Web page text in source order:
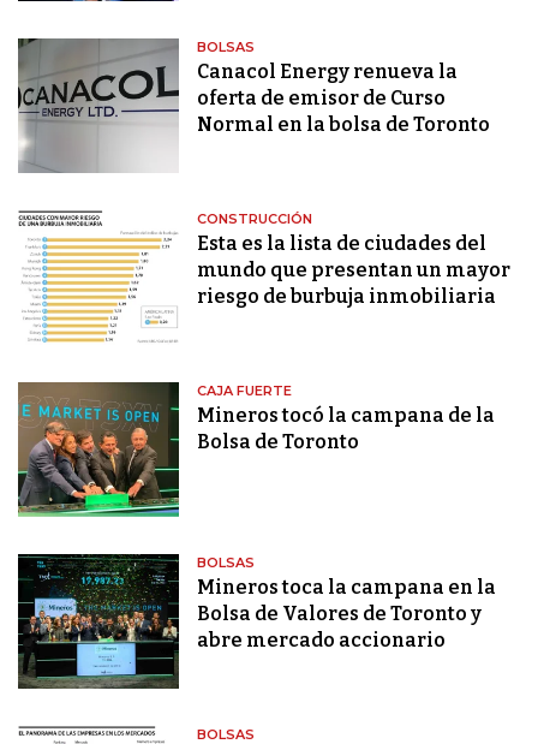
BOLSAS
Canacol Energy renueva la
oferta de emisor de Curso
Normal en la bolsa de Toronto
CONSTRUCCIÓN
Esta es la lista de ciudades del
mundo que presentan un mayor
riesgo de burbuja inmobiliaria
CAJA FUERTE
Mineros tocó la campana de la
Bolsa de Toronto
BOLSAS
Mineros toca la campana en la
Bolsa de Valores de Toronto y
abre mercado accionario
BOLSAS